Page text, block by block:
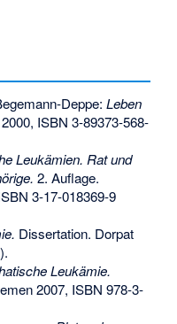
Deppe: Leben
ISBN 3-89373-568-
Leukämien. Rat und
2. Auflage.
3-17-018369-9
Dissertation. Dorpat
Leukämie.
2007, ISBN 978-3-